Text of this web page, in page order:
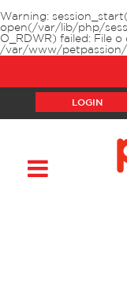
Warning:
open(/var/lib/php/
O_RDWR) failed: File
/var/www/
LOGIN